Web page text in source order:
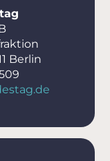
Berlin